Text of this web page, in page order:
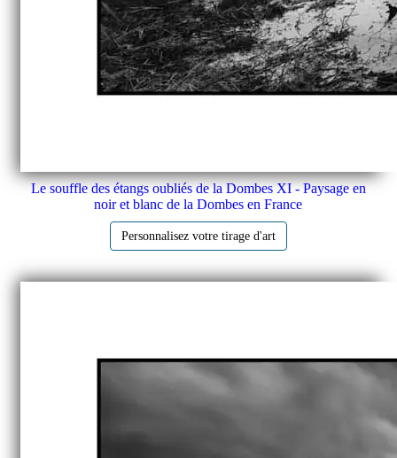
Le souffle des étangs oubliés de la Dombes XI - Paysage en
noir et blanc de la Dombes en France
Personnalisez votre tirage d'art